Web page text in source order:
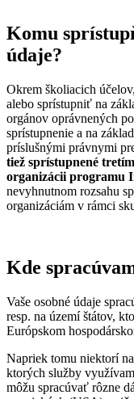
Komu
údaje?
Okrem školiacich
alebo sprístupniť na
orgánov oprávnených
sprístupnenie a na
príslušnými právnymi
tiež sprístupnené
organizácii programu
nevyhnutnom rozsahu
organizáciám v rámci
Kde
Vaše osobné údaje
resp. na území štátov,
Európskom
Napriek tomu niektorí
ktorých služby
môžu spracúvať rôzne